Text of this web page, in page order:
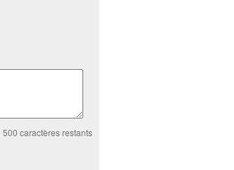
500 caractères restants